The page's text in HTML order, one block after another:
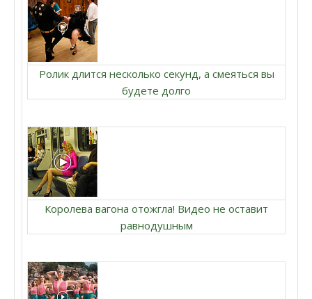
Ролик длится несколько секунд, а смеяться вы
будете долго
Королева вагона отожгла! Видео не оставит
равнодушным